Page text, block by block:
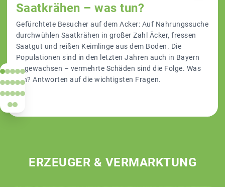
Saatkrähen – was tun?
Gefürchtete Besucher auf dem Acker: Auf Nahrungssuche
durchwühlen Saatkrähen in großer Zahl Äcker, fressen
Saatgut und reißen Keimlinge aus dem Boden. Die
Populationen sind in den letzten Jahren auch in Bayern
angewachsen – vermehrte Schäden sind die Folge. Was
tun? Antworten auf die wichtigsten Fragen.
ERZEUGER & VERMARKTUNG